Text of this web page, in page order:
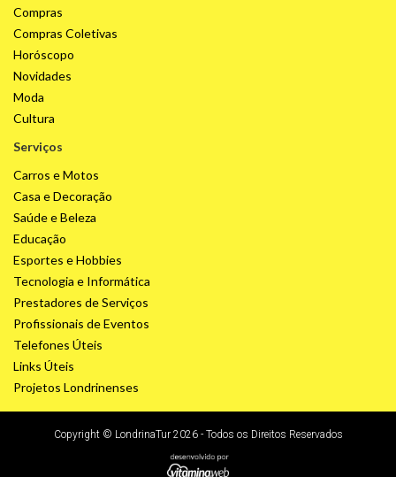
Compras
Compras Coletivas
Horóscopo
Novidades
Moda
Cultura
Serviços
Carros e Motos
Casa e Decoração
Saúde e Beleza
Educação
Esportes e Hobbies
Tecnologia e Informática
Prestadores de Serviços
Profissionais de Eventos
Telefones Úteis
Links Úteis
Projetos Londrinenses
Copyright © LondrinaTur 2026 - Todos os Direitos Reservados